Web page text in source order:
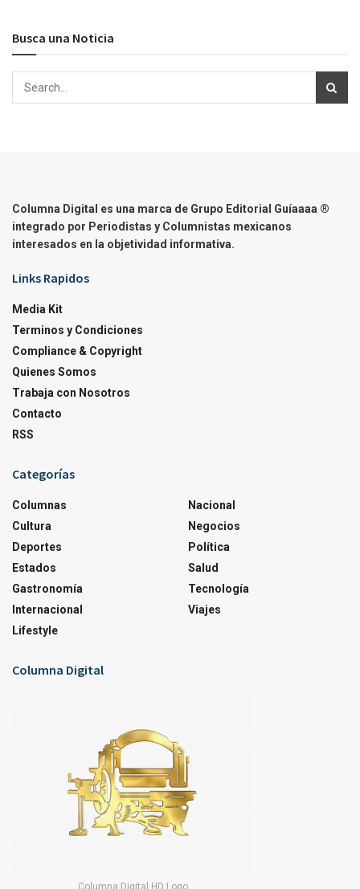
Busca una Noticia
Columna Digital es una marca de Grupo Editorial Guíaaaa ®
integrado por Periodistas y Columnistas mexicanos
interesados en la objetividad informativa.
Links Rapidos
Media Kit
Terminos y Condiciones
Compliance & Copyright
Quienes Somos
Trabaja con Nosotros
Contacto
RSS
Categorías
Columnas
Cultura
Deportes
Estados
Gastronomía
Internacional
Lifestyle
Nacional
Negocios
Política
Salud
Tecnología
Viajes
Columna Digital
Columna Digital HD Logo